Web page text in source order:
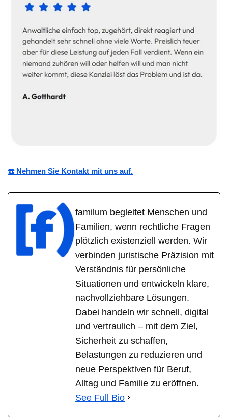
☎️ Nehmen Sie Kontakt mit uns auf.
familum begleitet Menschen und
Familien, wenn rechtliche Fragen
plötzlich existenziell werden. Wir
verbinden juristische Präzision mit
Verständnis für persönliche
Situationen und entwickeln klare,
nachvollziehbare Lösungen.
Dabei handeln wir schnell, digital
und vertraulich – mit dem Ziel,
Sicherheit zu schaffen,
Belastungen zu reduzieren und
neue Perspektiven für Beruf,
Alltag und Familie zu eröffnen.
See Full Bio